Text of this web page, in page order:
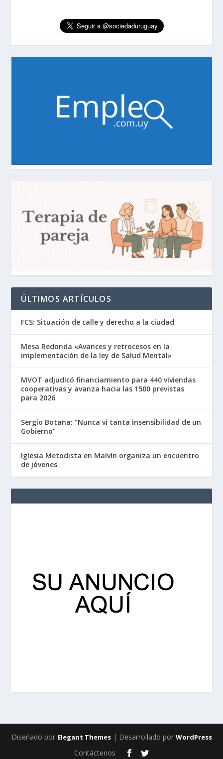
ÚLTIMOS ARTÍCULOS
FCS: Situación de calle y derecho a la ciudad
Mesa Redonda «Avances y retrocesos en la
implementación de la ley de Salud Mental»
MVOT adjudicó financiamiento para 440 viviendas
cooperativas y avanza hacia las 1500 previstas
para 2026
Sergio Botana: “Nunca vi tanta insensibilidad de un
Gobierno”
Iglesia Metodista en Malvín organiza un encuentro
de jóvenes
Diseñado por Elegant Themes| Desarrollado por WordPress
Contáctenos